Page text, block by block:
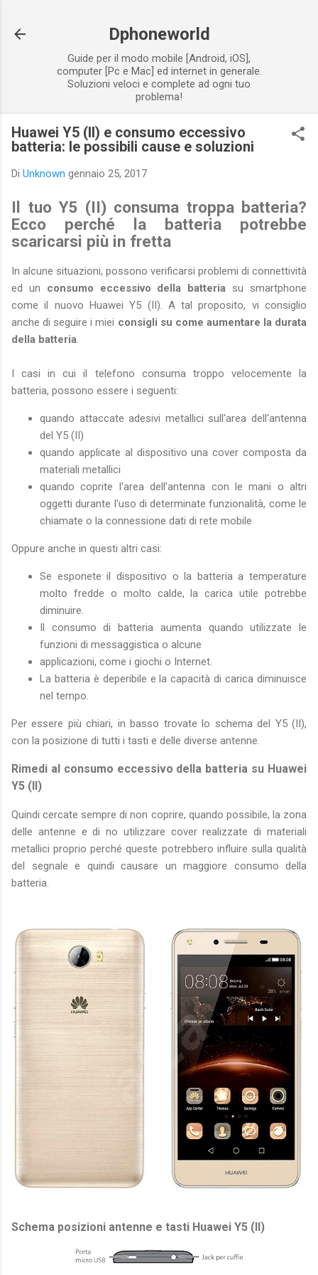
Dphoneworld
Guide per il modo mobile [Android, iOS],
computer [Pc e Mac] ed internet in generale.
Soluzioni veloci e complete ad ogni tuo
problema!
Huawei Y5 (II) e consumo eccessivo
batteria: le possibili cause e soluzioni
Di Unknown gennaio 25, 2017
Il tuo Y5 (II) consuma troppa batteria?
Ecco perché la batteria potrebbe
scaricarsi più in fretta
In alcune situazioni, possono verificarsi problemi di connettività
ed un consumo eccessivo della batteria su smartphone
come il nuovo Huawei Y5 (II). A tal proposito, vi consiglio
anche di seguire i miei consigli su come aumentare la durata
della batteria.
I casi in cui il telefono consuma troppo velocemente la
batteria, possono essere i seguenti:
quando attaccate adesivi metallici sull'area dell'antenna
del Y5 (II)
quando applicate al dispositivo una cover composta da
materiali metallici
quando coprite l'area dell'antenna con le mani o altri
oggetti durante l'uso di determinate funzionalità, come le
chiamate o la connessione dati di rete mobile
Oppure anche in questi altri casi:
Se esponete il dispositivo o la batteria a temperature
molto fredde o molto calde, la carica utile potrebbe
diminuire.
Il consumo di batteria aumenta quando utilizzate le
funzioni di messaggistica o alcune
applicazioni, come i giochi o Internet.
La batteria è deperibile e la capacità di carica diminuisce
nel tempo.
Per essere più chiari, in basso trovate lo schema del Y5 (II),
con la posizione di tutti i tasti e delle diverse antenne.
Rimedi al consumo eccessivo della batteria su Huawei
Y5 (II)
Quindi cercate sempre di non coprire, quando possibile, la zona
delle antenne e di no utilizzare cover realizzate di materiali
metallici proprio perché queste potrebbero influire sulla qualità
del segnale e quindi causare un maggiore consumo della
batteria.
Schema posizioni antenne e tasti Huawei Y5 (II)